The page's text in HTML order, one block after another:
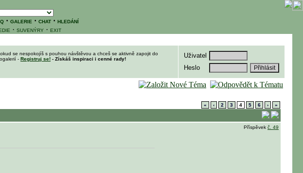
· GALERIE · CHAT· HLEDÁNÍ
· SUVENÝRY · EXIT
se nespokojíš s pouhou návštěvou a chceš se aktivně zapojit do
- Registruj se! - Získáš inspiraci i cenné rady!
Uživatel
Heslo
« ‹ 2 3 4 5 6 ›
»
Příspěvek č. 49